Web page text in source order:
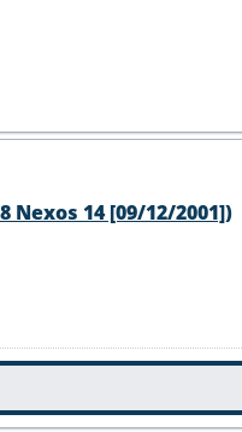
Nexos 14 [09/12/2001])